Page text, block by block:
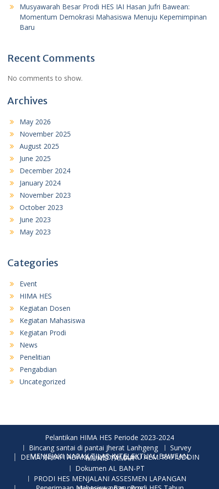
Musyawarah Besar Prodi HES IAI Hasan Jufri Bawean:
Momentum Demokrasi Mahasiswa Menuju Kepemimpinan
Baru
Recent Comments
No comments to show.
Archives
May 2026
November 2025
August 2025
June 2025
December 2024
January 2024
November 2023
October 2023
June 2023
May 2023
Categories
Event
HIMA HES
Kegiatan Dosen
Kegiatan Mahasiswa
Kegiatan Prodi
News
Penelitian
Pengabdian
Uncategorized
Pelantikan HIMA HES Periode 2023-2024
Bincang santai di pantai Jherat Lanhgeng
Survey
MENJEJAKI NAPAK TILAS INTELEKTUAL BAWEAN, DEMA INHAFI ADAKAN BEDAH BUKU ALM. RAFIUDDIN MUNIS TAMAR
Dokumen AL BAN-PT
PRODI HES MENJALANI ASSESMEN LAPANGAN